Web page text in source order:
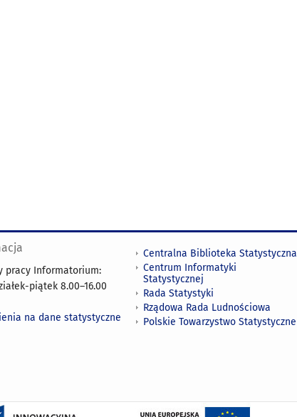
pracy Informatorium:
piątek 8.00–16.00
na dane statystyczne
Centralna Biblioteka Statystyczna
Centrum Informatyki
Statystycznej
Rada Statystyki
Rządowa Rada Ludnościowa
Polskie Towarzystwo Statystyczne